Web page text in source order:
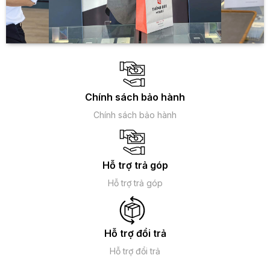
trang bị cổng sạc microUSB 2.0 lạc hậu thì C65 đã có cổng
sạc Type-C hiện đại rất phổ biến hiện nay.
Dung lượng Xiaomi POCO C65:
6-128GB, 8-256GB
Xiaomi POCO C65 đã ra mắt với 2 phiên bản bộ nhớ: 6-
128GB và 8-256GB.
Xiaomi POCO C65 6-128GB: có bộ nhớ trong đủ đáp ứng
đủ giúp thiết bị chạy mượt mà mọi ứng dụng và khả năng
Chính sách bảo hành
Chính sách bảo hành
Hỗ trợ trả góp
Hỗ trợ trả góp
Hỗ trợ đổi trả
Hỗ trợ đổi trả